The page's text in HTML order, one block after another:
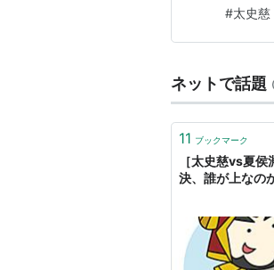
っかけ
巡る任
#太史慈
ネットで話題
11 ブックマーク
［太史慈vs夏侯
決、誰が上なの